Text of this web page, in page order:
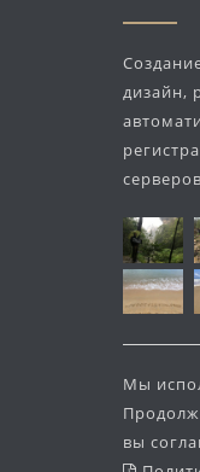
дизайн,
Мы
вы